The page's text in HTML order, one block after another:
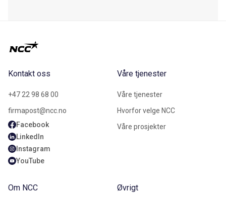
Kontakt oss
+47 22 98 68 00
firmapost@ncc.no
Facebook
LinkedIn
Instagram
YouTube
Våre tjenester
Våre tjenester
Hvorfor velge NCC
Våre prosjekter
Om NCC Øvrigt